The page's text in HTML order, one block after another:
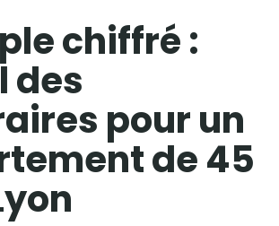
chiffré :
des
pour un
de 45